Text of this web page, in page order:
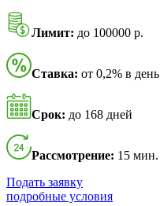
Лимит: до 100000 р.
Ставка: от 0,2% в день
Срок: до 168 дней
Рассмотрение: 15 мин.
Подать заявку
подробные условия